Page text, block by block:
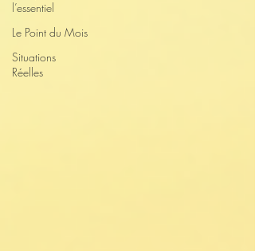
l’essentiel
Le Point du Mois
Situations
Réelles